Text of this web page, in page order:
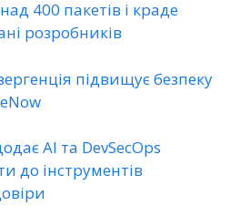
400 пакетів і краде
розробників
підвищує безпеку
AI та DevSecOps
до інструментів